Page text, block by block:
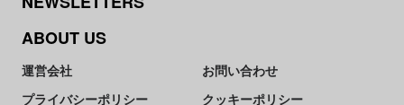
ABOUT US
運営会社
お問い合わせ
プライバシーポリシー
クッキーポリシー